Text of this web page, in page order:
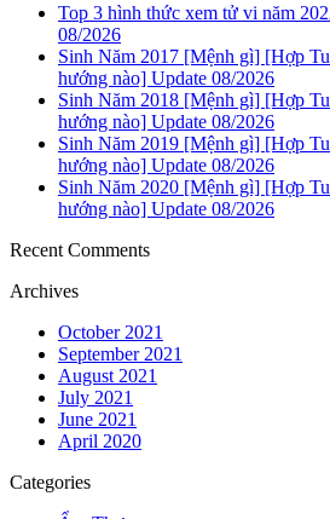
Top 3 hình thức xem tử vi năm
08/2026
Sinh Năm 2017 [Mệnh gì] [Hợp
hướng nào] Update 08/2026
Sinh Năm 2018 [Mệnh gì] [Hợp
hướng nào] Update 08/2026
Sinh Năm 2019 [Mệnh gì] [Hợp
hướng nào] Update 08/2026
Sinh Năm 2020 [Mệnh gì] [Hợp
hướng nào] Update 08/2026
Recent Comments
Archives
October 2021
September 2021
August 2021
July 2021
June 2021
April 2020
Categories